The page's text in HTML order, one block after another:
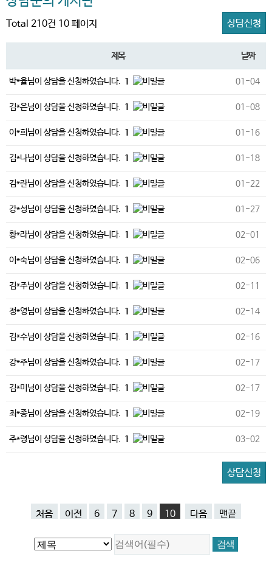
Total 210건 10 페이지 상담신청
제목 날짜
박*율님이 상담을 신청하였습니다. 1 01-04
김*은님이 상담을 신청하였습니다. 1 01-08
이*희님이 상담을 신청하였습니다. 1 01-16
김*나님이 상담을 신청하였습니다. 1 01-18
김*란님이 상담을 신청하였습니다. 1 01-22
강*성님이 상담을 신청하였습니다. 1 01-27
황*라님이 상담을 신청하였습니다. 1 02-01
이*숙님이 상담을 신청하였습니다. 1 02-06
김*주님이 상담을 신청하였습니다. 1 02-11
정*영님이 상담을 신청하였습니다. 1 02-14
김*수님이 상담을 신청하였습니다. 1 02-16
강*주님이 상담을 신청하였습니다. 1 02-17
김*미님이 상담을 신청하였습니다. 1 02-17
최*종님이 상담을 신청하였습니다. 1 02-19
주*령님이 상담을 신청하였습니다. 1 03-02
상담신청
처음 이전 6 7 8 9 10 다음 맨끝